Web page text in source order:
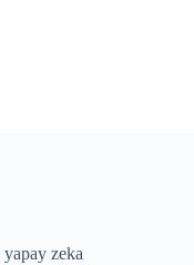
yapay zeka